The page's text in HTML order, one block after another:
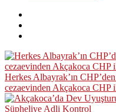
Herkes Albayrak’ın
cezaevinden Akçakoca CHP